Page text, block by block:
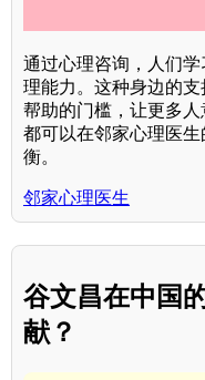
通过心理咨询，人们
理能力。这种身边的
帮助的门槛，让更多
都可以在邻家心理医
衡。
邻家心理医生
谷文昌在中国
献？